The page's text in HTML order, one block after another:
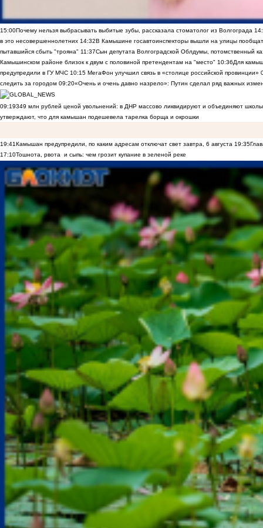
15:00Почему нельзя выбрасывать выбитые зубы, рассказала стоматолог из Волгограда
в это несовершеннолетних 14:32В Камышине госавтоинспекторы вышли на улицы
пытавшийся сбыть "трояна" 11:37Сын депутата Волгоградской Облдумы, потомственный
Камышинском районе близок к двум с половиной претендентам на "место" 10:36Для
предупредили в ГУ МЧС 10:15 МегаФон улучшил связь в «столице российской провинции»
следить за городом 09:20«Очень и очень давно назрело»: Путин сделал ряд важных
09:19349 млн рублей ценой увольнений: в ДНР массово ликвидируют и объединяют
утверждают, что для камышан подешевела тарелка борща и окрошки
19:41Камышан предупредили, по каким адресам отключат свет завтра, 6 августа 19:35
17:10Тошнота, рвота и сыпь: чем грозит купание в зеленой реке